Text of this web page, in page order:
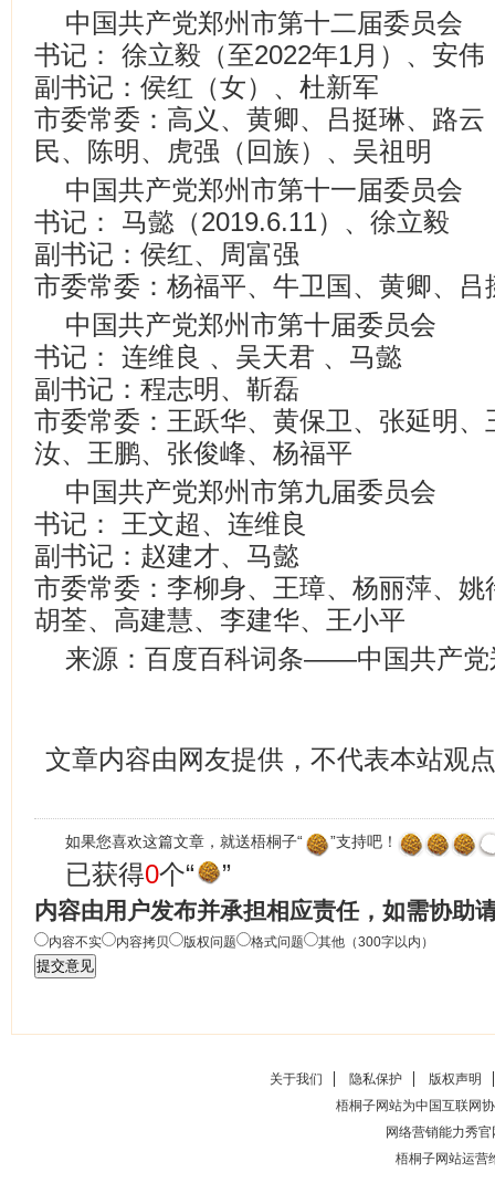
中国共产党郑州市第十二届委员会
书记： 徐立毅（至2022年1月）、安伟
副书记：侯红（女）、杜新军
市委常委：高义、黄卿、吕挺琳、路
民、陈明、虎强（回族）、吴祖明
中国共产党郑州市第十一届委员会
书记： 马懿（2019.6.11）、徐立毅
副书记：侯红、周富强
市委常委：杨福平、牛卫国、黄卿、
中国共产党郑州市第十届委员会
书记： 连维良 、吴天君 、马懿
副书记：程志明、靳磊
市委常委：王跃华、黄保卫、张延明
汝、王鹏、张俊峰、杨福平
中国共产党郑州市第九届委员会
书记： 王文超、连维良
副书记：赵建才、马懿
市委常委：李柳身、王璋、杨丽萍、
胡荃、高建慧、李建华、王小平
来源：百度百科词条——中国共产党
文章内容由网友提供，不代表本站观点
如果您喜欢这篇文章，就送梧桐子“ ”支持吧！
已获得0个“ ”
内容由用户发布并承担相应责任，如需协助
内容不实 内容拷贝 版权问题 格式问题 其他（300字以内）
关于我们 隐私保护
版权声明
梧桐子网站为中国互联网
网络营销能力秀官
梧桐子网站运营